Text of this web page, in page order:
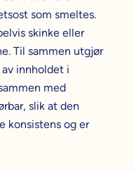
som smeltes.
skinke eller
Til sammen utgjør
innholdet i
med
slik at den
konsistens og er